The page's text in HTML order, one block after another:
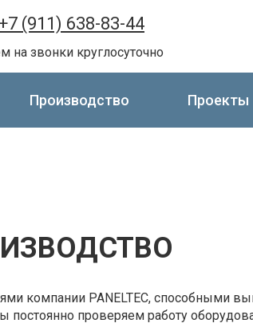
(911) 638-83-44
на звонки круглосуточно
Производство Проекты
компании PANELTEC, способными
проверяем работу